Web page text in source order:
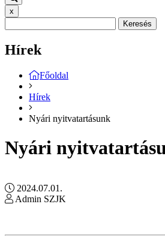
x
Keresés
Hírek
Főoldal
Hírek
Nyári nyitvatartásunk
Nyári
2024.07.01.
Admin SZJK